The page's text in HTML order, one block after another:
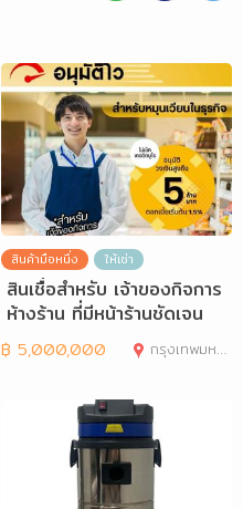
สินค้ามือหนึ่ง ให้เช่า
สินเชื่อสำหรับ เจ้าของกิจการ
ห้างร้าน ที่มีหน้าร้านชัดเจน
฿ 5,000,000 กรุงเทพมหานคร